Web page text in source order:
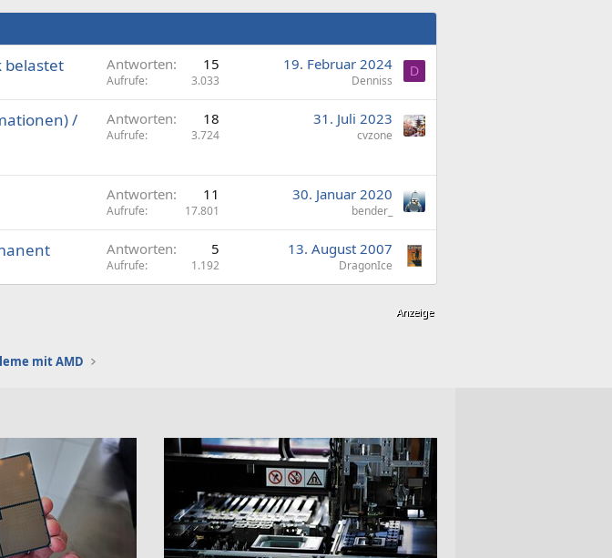
belastet Antworten 15
Aufrufe 3.033
19. Februar 2024
Denniss
D
/
Antworten 18
Aufrufe 3.724
31. Juli 2023
cvzone
Antworten 11
Aufrufe 17.801
30. Januar 2020
bender_
Antworten 5
Aufrufe 1.192
13. August 2007
DragonIce
mit AMD